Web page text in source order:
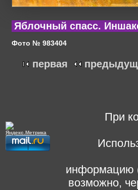
Яблочный спасс.
Фото № 983404
первая
При
информацию
возможно,